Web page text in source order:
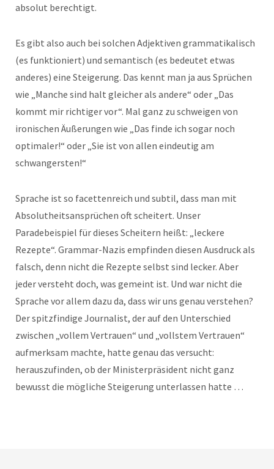
absolut berechtigt.
Es gibt also auch bei solchen Adjektiven grammatikalisch
(es funktioniert) und semantisch (es bedeutet etwas
anderes) eine Steigerung. Das kennt man ja aus Sprüchen
wie „Manche sind halt gleicher als andere“ oder „Das
kommt mir richtiger vor“. Mal ganz zu schweigen von
ironischen Äußerungen wie „Das finde ich sogar noch
optimaler!“ oder „Sie ist von allen eindeutig am
schwangersten!“
Sprache ist so facettenreich und subtil, dass man mit
Absolutheitsansprüchen oft scheitert. Unser
Paradebeispiel für dieses Scheitern heißt: „leckere
Rezepte“. Grammar-Nazis empfinden diesen Ausdruck als
falsch, denn nicht die Rezepte selbst sind lecker. Aber
jeder versteht doch, was gemeint ist. Und war nicht die
Sprache vor allem dazu da, dass wir uns genau verstehen?
Der spitzfindige Journalist, der auf den Unterschied
zwischen „vollem Vertrauen“ und „vollstem Vertrauen“
aufmerksam machte, hatte genau das versucht:
herauszufinden, ob der Ministerpräsident nicht ganz
bewusst die mögliche Steigerung unterlassen hatte …